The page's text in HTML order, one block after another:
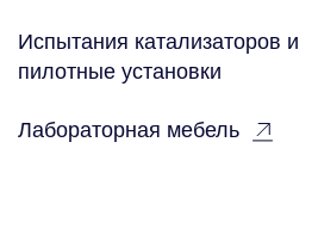
Испытания катализаторов и
пилотные установки
Лабораторная мебель